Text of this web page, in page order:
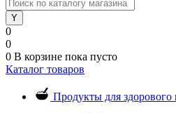
0
0
0 В корзине пока пусто
Каталог товаров
Продукты для здорового